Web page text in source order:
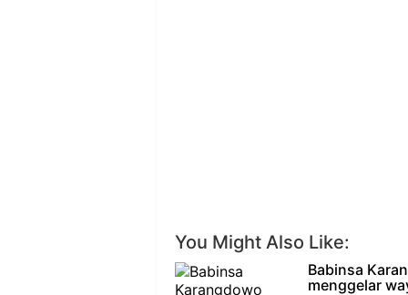
You Might Also Like:
Babinsa
menggelar